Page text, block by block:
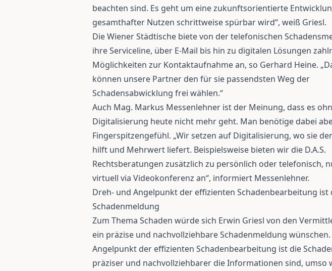
beachten sind. Es geht um eine zukunftsorientierte
gesamthafter Nutzen schrittweise spürbar wird“, weiß Griesl.
Die Wiener Städtische biete von der telefonischen
ihre Serviceline, über E-Mail bis hin zu digitalen Lösungen
Möglichkeiten zur Kontaktaufnahme an, so Gerhard Heine.
können unsere Partner den für sie passendsten Weg der
Schadensabwicklung frei wählen.“
Auch Mag. Markus Messenlehner ist der Meinung, dass es
Digitalisierung heute nicht mehr geht. Man benötige dabei
Fingerspitzengefühl. „Wir setzen auf Digitalisierung, wo sie
hilft und Mehrwert liefert. Beispielsweise bieten wir die D.A.S.
Rechtsberatungen zusätzlich zu persönlich oder telefonisch,
virtuell via Videokonferenz an“, informiert Messenlehner.
Dreh- und Angelpunkt der effizienten Schadenbearbeitung ist
Schadenmeldung
Zum Thema Schaden würde sich Erwin Griesl von den
ein präzise und nachvollziehbare Schadenmeldung
Angelpunkt der effizienten Schadenbearbeitung ist die
präziser und nachvollziehbarer die Informationen sind, umso